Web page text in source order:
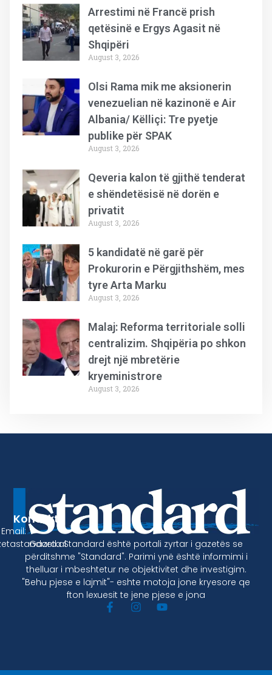
Arrestimi në Francë prish
qetësinë e Ergys Agasit në
Shqipëri
August 3, 2026
Olsi Rama mik me aksionerin
venezuelian në kazinonë e Air
Albania/ Këlliçi: Tre pyetje
publike për SPAK
August 3, 2026
Qeveria kalon të gjithë tenderat
e shëndetësisë në dorën e
privatit
August 3, 2026
5 kandidatë në garë për
Prokurorin e Përgjithshëm, mes
tyre Arta Marku
August 3, 2026
Malaj: Reforma territoriale solli
centralizim. Shqipëria po shkon
drejt një mbretërie
kryeministrore
August 3, 2026
Gazeta Standard është portali zyrtar i gazetës se
përditshme "Standard". Parimi ynë është informimi i
thelluar i mbeshtetur ne objektivitet dhe investigim.
"Behu pjese e lajmit"- eshte motoja jone kryesore qe
fton lexuesit te jene pjese e jona
Kontakt
Email: